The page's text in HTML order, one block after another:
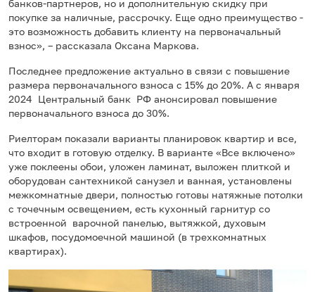
банков-партнеров, но и дополнительную скидку при
покупке за наличные, рассрочку. Еще одно преимущество -
это возможность добавить клиенту на первоначальный
взнос», – рассказала Оксана Маркова.
Последнее предложение актуально в связи с повышение
размера первоначального взноса с 15% до 20%. А с января
2024 Центральный банк РФ анонсировал повышение
первоначального взноса до 30%.
Риелторам показали варианты планировок квартир и все,
что входит в готовую отделку. В варианте «Все включено»
уже поклеены обои, уложен ламинат, выложен плиткой и
оборудован сантехникой санузел и ванная, установлены
межкомнатные двери, полностью готовы натяжные потолки
с точечным освещением, есть кухонный гарнитур со
встроенной варочной панелью, вытяжкой, духовым
шкафов, посудомоечной машиной (в трехкомнатных
квартирах).